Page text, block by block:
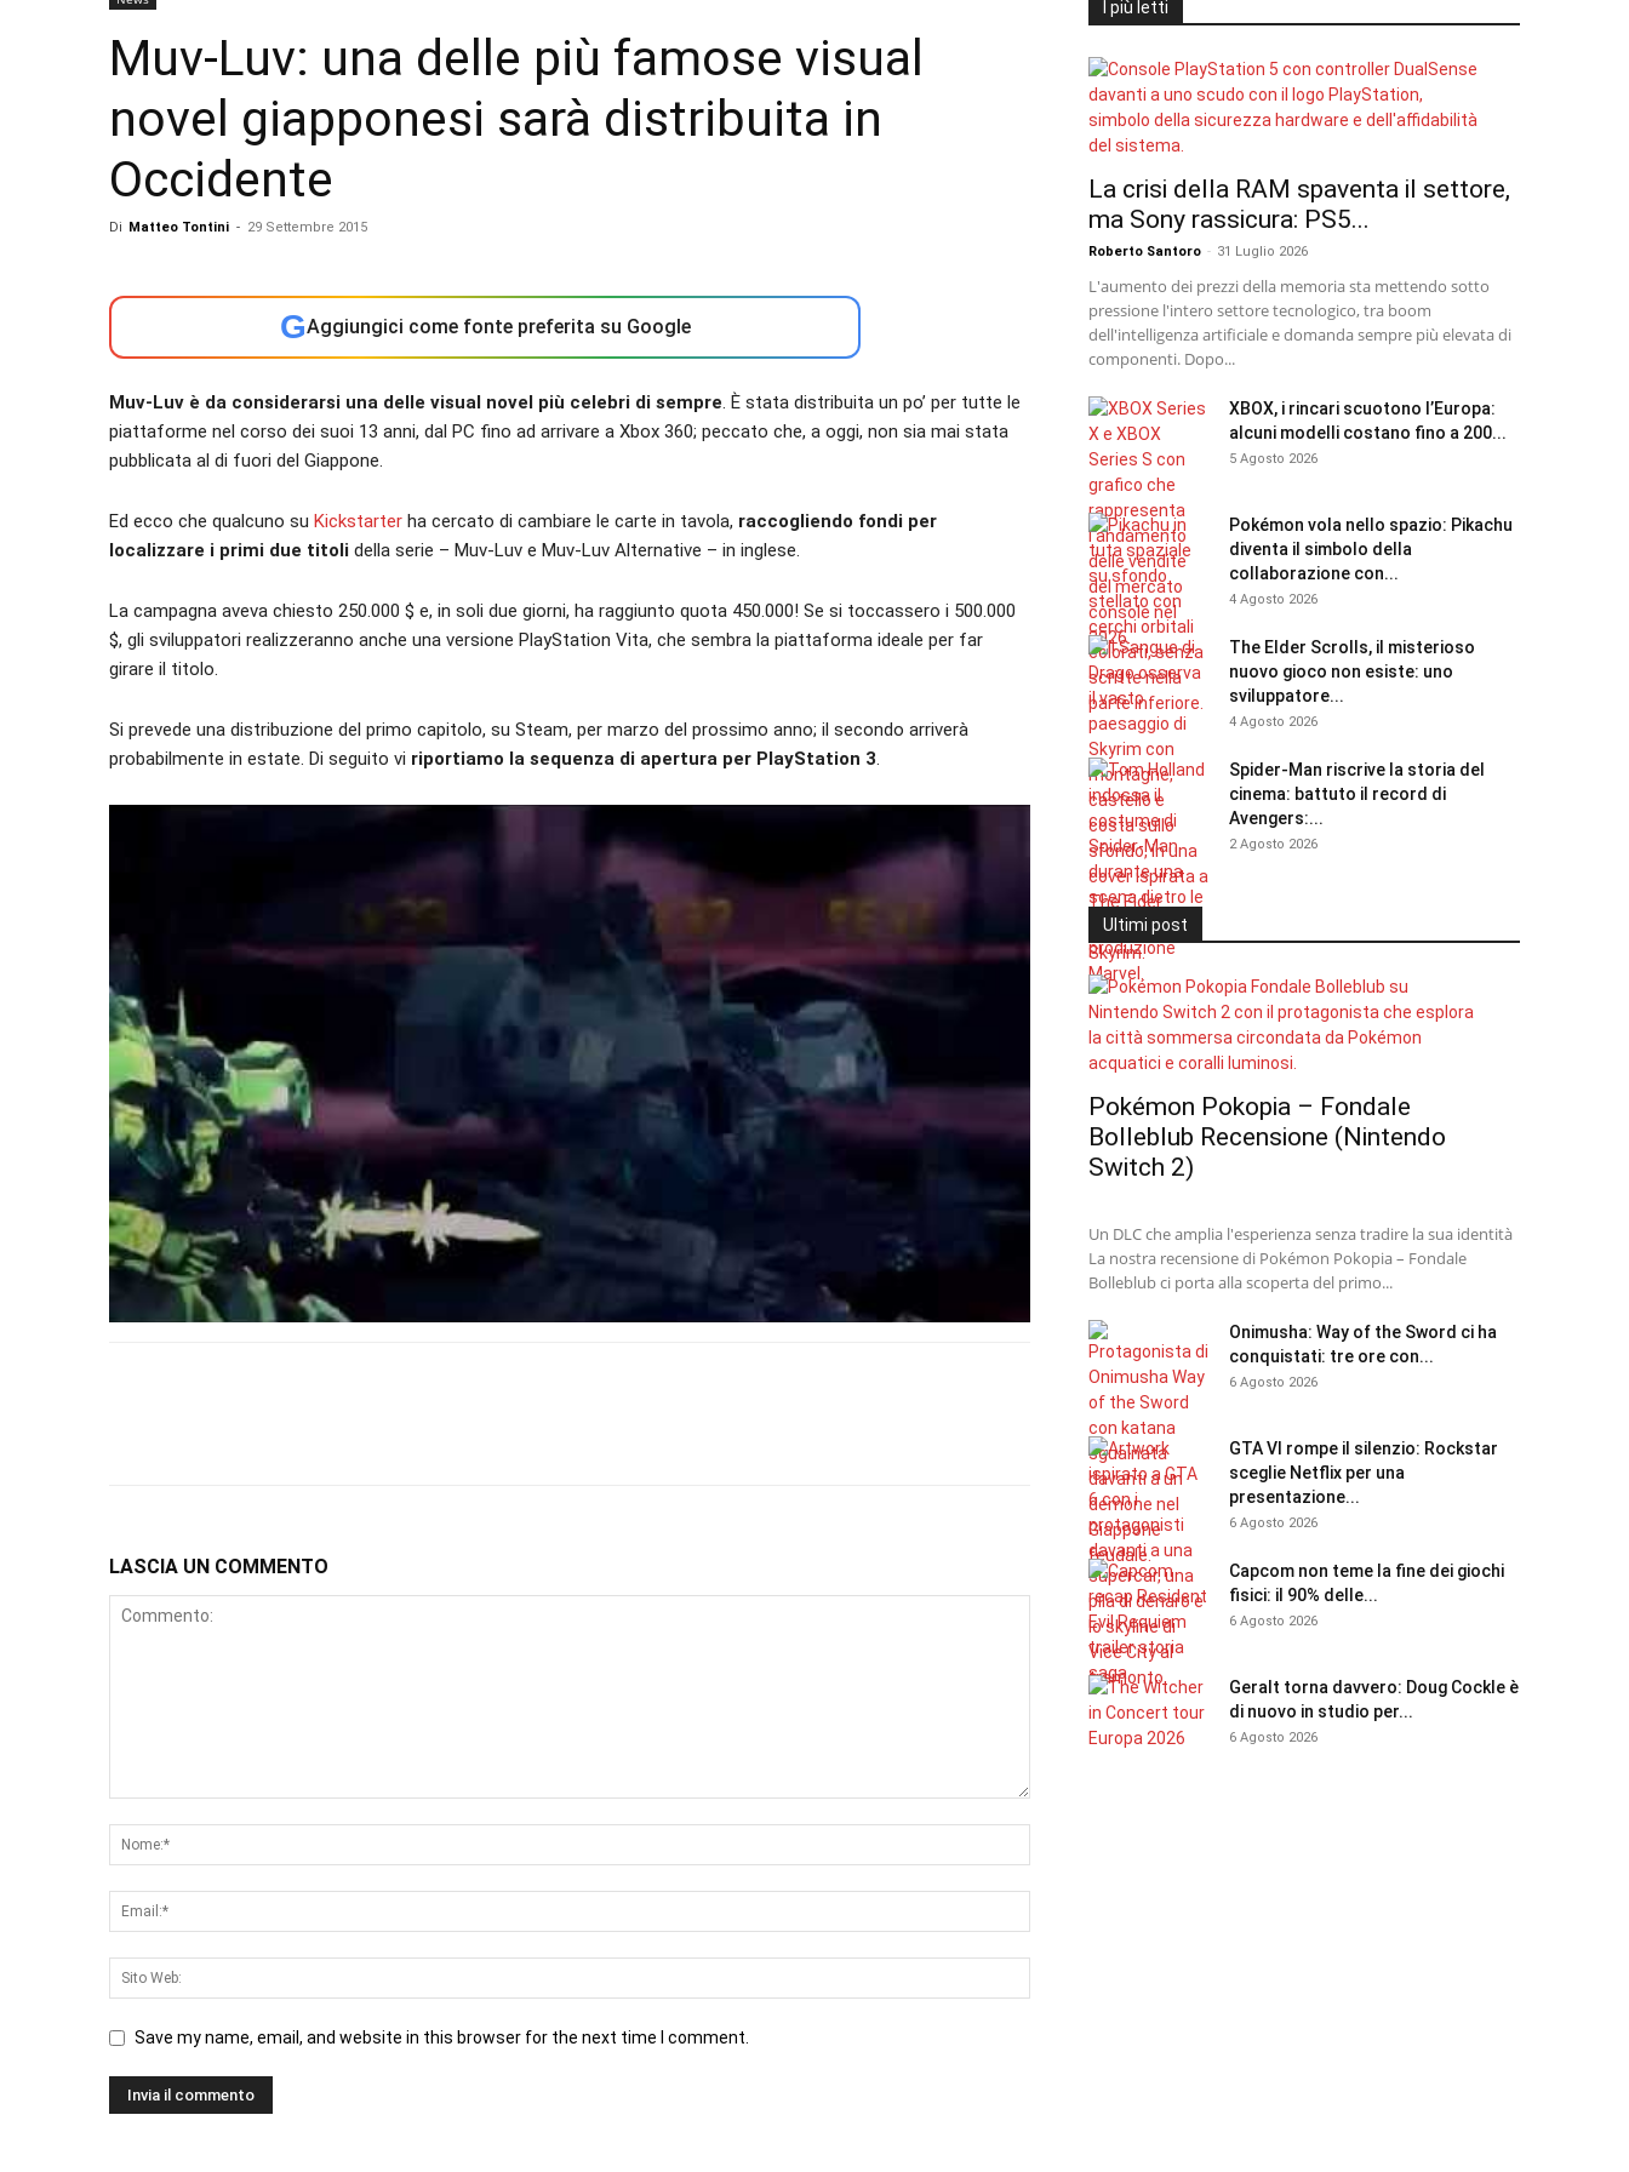
Muv-Luv: una delle più famose visual
novel giapponesi sarà distribuita in
Occidente
Di Matteo Tontini - 29 Settembre 2015
GAggiungici come fonte preferita su Google
Muv-Luv è da considerarsi una delle visual novel più celebri di sempre. È stata distribuita un po’ per tutte le
piattaforme nel corso dei suoi 13 anni, dal PC fino ad arrivare a Xbox 360; peccato che, a oggi, non sia mai stata
pubblicata al di fuori del Giappone.
Ed ecco che qualcuno su Kickstarter ha cercato di cambiare le carte in tavola, raccogliendo fondi per
localizzare i primi due titoli della serie – Muv-Luv e Muv-Luv Alternative – in inglese.
La campagna aveva chiesto 250.000 $ e, in soli due giorni, ha raggiunto quota 450.000! Se si toccassero i 500.000
$, gli sviluppatori realizzeranno anche una versione PlayStation Vita, che sembra la piattaforma ideale per far
girare il titolo.
Si prevede una distribuzione del primo capitolo, su Steam, per marzo del prossimo anno; il secondo arriverà
probabilmente in estate. Di seguito vi riportiamo la sequenza di apertura per PlayStation 3.
LASCIA UN COMMENTO
Save my name, email, and website in this browser for the next time I comment.
I più letti
La crisi della RAM spaventa il settore,
ma Sony rassicura: PS5...
Roberto Santoro - 31 Luglio 2026
L'aumento dei prezzi della memoria sta mettendo sotto
pressione l'intero settore tecnologico, tra boom
dell'intelligenza artificiale e domanda sempre più elevata di
componenti. Dopo...
XBOX, i rincari scuotono l’Europa:
alcuni modelli costano fino a 200...
5 Agosto 2026
Pokémon vola nello spazio: Pikachu
diventa il simbolo della
collaborazione con...
4 Agosto 2026
The Elder Scrolls, il misterioso
nuovo gioco non esiste: uno
sviluppatore...
4 Agosto 2026
Spider-Man riscrive la storia del
cinema: battuto il record di
Avengers:...
2 Agosto 2026
Ultimi post
Pokémon Pokopia – Fondale
Bolleblub Recensione (Nintendo
Switch 2)
Un DLC che amplia l'esperienza senza tradire la sua identità
La nostra recensione di Pokémon Pokopia – Fondale
Bolleblub ci porta alla scoperta del primo...
Onimusha: Way of the Sword ci ha
conquistati: tre ore con...
6 Agosto 2026
GTA VI rompe il silenzio: Rockstar
sceglie Netflix per una
presentazione...
6 Agosto 2026
Capcom non teme la fine dei giochi
fisici: il 90% delle...
6 Agosto 2026
Geralt torna davvero: Doug Cockle è
di nuovo in studio per...
6 Agosto 2026